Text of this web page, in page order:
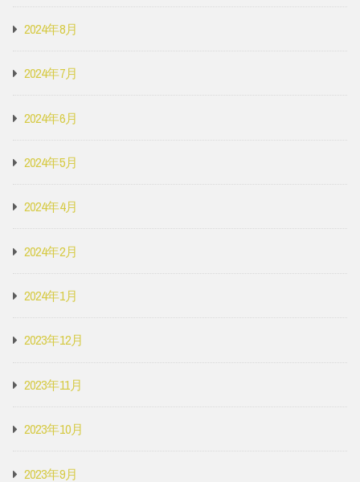
2024年8月
2024年7月
2024年6月
2024年5月
2024年4月
2024年2月
2024年1月
2023年12月
2023年11月
2023年10月
2023年9月